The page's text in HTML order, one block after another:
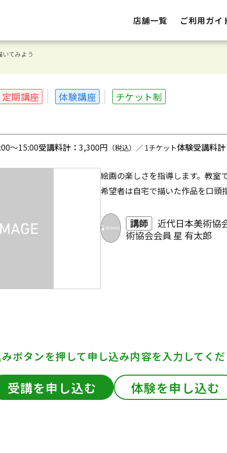
店舗一覧 ご利用ガイ
いてみよう
定期講座 体験講座 チケット制
～15:00受講料計： 3,300円 （税込）／ 1チケット体験受講料
絵画の楽しさを指導します。教室
希望者は自宅で描いた作品を口頭
講師
近代日本美術協
術協会会員 星 有太郎
ボタンを押して申し込み内容を入力してく
受講を申し込む 体験を申し込む